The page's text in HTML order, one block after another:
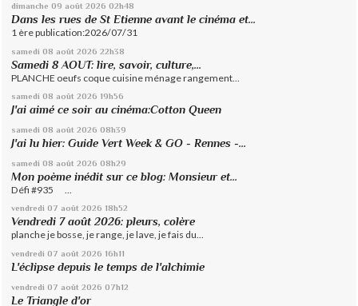
dimanche 09 août 2026 02h48
Dans les rues de St Etienne avant le cinéma et...
1 ère publication:2026/07/31
samedi 08 août 2026 22h38
Samedi 8 AOUT: lire, savoir, culture,...
PLANCHE oeufs coque cuisine ménage rangement...
samedi 08 août 2026 19h56
J'ai aimé ce soir au cinéma:Cotton Queen
samedi 08 août 2026 08h39
J'ai lu hier: Guide Vert Week & GO - Rennes -...
samedi 08 août 2026 08h29
Mon poème inédit sur ce blog: Monsieur et...
Défi #935 ...
vendredi 07 août 2026 18h52
Vendredi 7 août 2026: pleurs, colère
planche je bosse, je range, je lave, je fais du...
vendredi 07 août 2026 16h11
L'éclipse depuis le temps de l'alchimie
vendredi 07 août 2026 07h12
Le Triangle d'or